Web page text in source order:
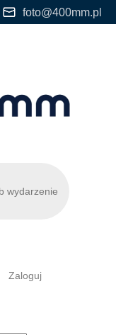
foto@400mm.pl
Zaloguj